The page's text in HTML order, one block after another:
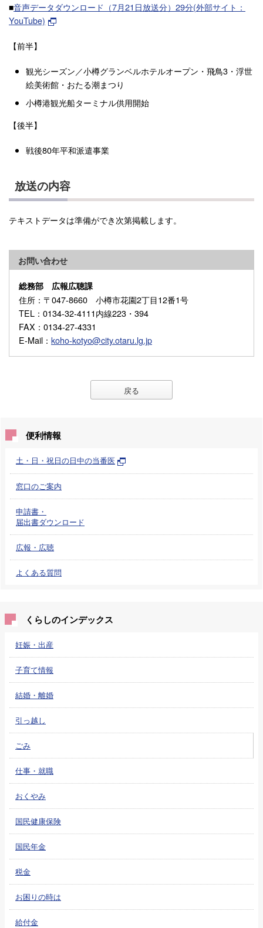
■音声データダウンロード（7月21日放送分）29分(外部サイト：
YouTube)
【前半】
観光シーズン／小樽グランベルホテルオープン・飛鳥3・浮世
絵美術館・おたる潮まつり
小樽港観光船ターミナル供用開始
【後半】
戦後80年平和派遣事業
放送の内容
テキストデータは準備ができ次第掲載します。
お問い合わせ
総務部 広報広聴課
住所 ：〒047-8660 小樽市花園2丁目12番1号
TEL ：0134-32-4111内線223・394
FAX ：0134-27-4331
E-Mail ： koho-kotyo@city.otaru.lg.jp
戻る
便利情報
土・日・祝日の日中の当番医
窓口のご案内
申請書・
届出書ダウンロード
広報・広聴
よくある質問
くらしのインデックス
妊娠・出産
子育て情報
結婚・離婚
引っ越し
ごみ
仕事・就職
おくやみ
国民健康保険
国民年金
税金
お困りの時は
給付金